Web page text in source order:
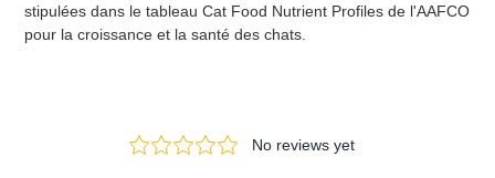
stipulées dans le tableau Cat Food Nutrient Profiles de l'AAFCO
pour la croissance et la santé des chats.